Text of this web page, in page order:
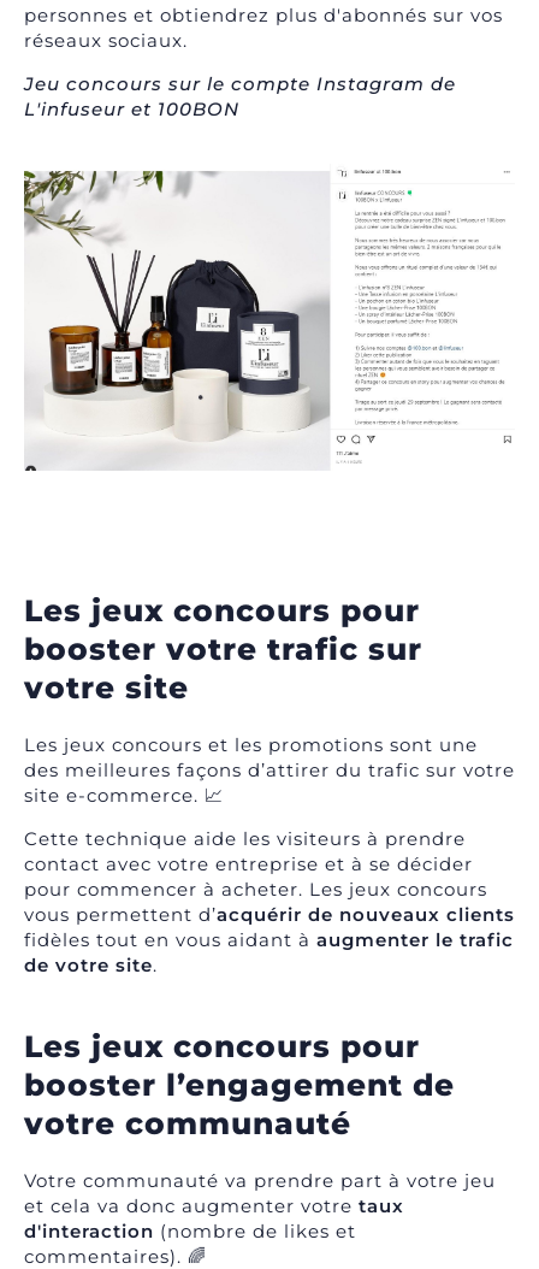
personnes et obtiendrez plus d'abonnés sur vos
réseaux sociaux.
Jeu concours sur le compte Instagram de
L'infuseur et 100BON
Les jeux concours pour
booster votre trafic sur
votre site
Les jeux concours et les promotions sont une
des meilleures façons d’attirer du trafic sur votre
site e-commerce. 📈
Cette technique aide les visiteurs à prendre
contact avec votre entreprise et à se décider
pour commencer à acheter. Les jeux concours
vous permettent d’acquérir de nouveaux clients
fidèles tout en vous aidant à augmenter le trafic
de votre site.
Les jeux concours pour
booster l’engagement de
votre communauté
Votre communauté va prendre part à votre jeu
et cela va donc augmenter votre taux
d'interaction (nombre de likes et
commentaires). 🌈